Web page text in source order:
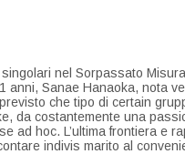
nel Sorpassato
anni, Sanae Hanaoka, nota
che tipo di certain
da costantemente una
ad hoc. L’ultima frontiera e
indivis marito al